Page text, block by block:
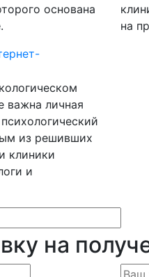
основана
на
важна личная
из решивших
клиники
и
на